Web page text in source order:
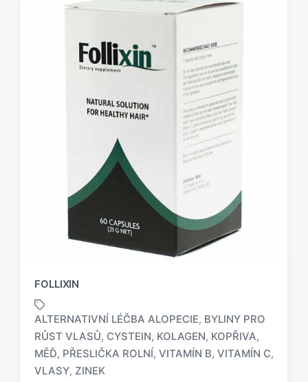
FOLLIXIN
z
n
ALTERNATIVNÍ LÉČBA ALOPECIE, BYLINY PRO
RŮST VLASŮ, CYSTEIN, KOLAGEN, KOPŘIVA,
MĚĎ, PŘESLIČKA ROLNÍ, VITAMÍN B, VITAMÍN C,
VLASY, ZINEK